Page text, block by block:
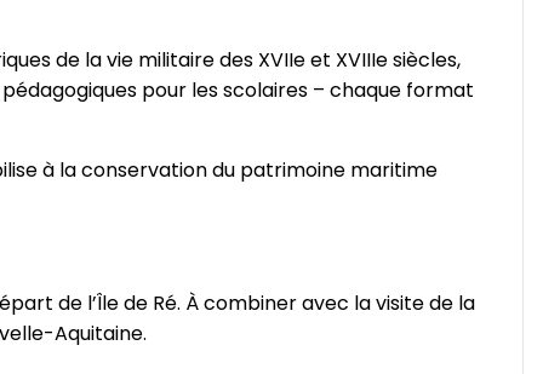
de la vie militaire des XVIIe et XVIIIe siècles,
pour les scolaires – chaque format
à la conservation du patrimoine maritime
de l’Île de Ré. À combiner avec la visite de la
Aquitaine.